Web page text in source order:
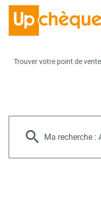
Trouver votre point de
Ma recherche :